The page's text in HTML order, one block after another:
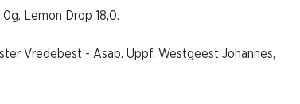
Lemon Drop 18,0.
Vredebest - Asap. Uppf. Westgeest Johannes,